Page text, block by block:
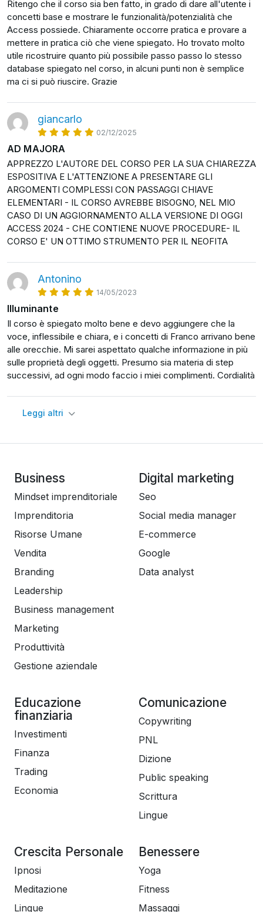
Ritengo che il corso sia ben fatto, in grado di dare all'utente i
concetti base e mostrare le funzionalità/potenzialità che
Access possiede. Chiaramente occorre pratica e provare a
mettere in pratica ciò che viene spiegato. Ho trovato molto
utile ricostruire quanto più possibile passo passo lo stesso
database spiegato nel corso, in alcuni punti non è semplice
ma ci si può riuscire. Grazie
giancarlo
02/12/2025
AD MAJORA
APPREZZO L'AUTORE DEL CORSO PER LA SUA CHIAREZZA
ESPOSITIVA E L'ATTENZIONE A PRESENTARE GLI
ARGOMENTI COMPLESSI CON PASSAGGI CHIAVE
ELEMENTARI - IL CORSO AVREBBE BISOGNO, NEL MIO
CASO DI UN AGGIORNAMENTO ALLA VERSIONE DI OGGI
ACCESS 2024 - CHE CONTIENE NUOVE PROCEDURE- IL
CORSO E' UN OTTIMO STRUMENTO PER IL NEOFITA
Antonino
14/05/2023
Illuminante
Il corso è spiegato molto bene e devo aggiungere che la
voce, inflessibile e chiara, e i concetti di Franco arrivano bene
alle orecchie. Mi sarei aspettato qualche informazione in più
sulle proprietà degli oggetti. Presumo sia materia di step
successivi, ad ogni modo faccio i miei complimenti. Cordialità
Leggi altri
Business
Mindset imprenditoriale
Imprenditoria
Risorse Umane
Vendita
Branding
Leadership
Business management
Marketing
Produttività
Gestione aziendale
Digital marketing
Seo
Social media manager
E-commerce
Google
Data analyst
Educazione
finanziaria
Investimenti
Finanza
Trading
Economia
Comunicazione
Copywriting
PNL
Dizione
Public speaking
Scrittura
Lingue
Crescita Personale
Ipnosi
Meditazione
Lingue
Benessere
Yoga
Fitness
Massaggi